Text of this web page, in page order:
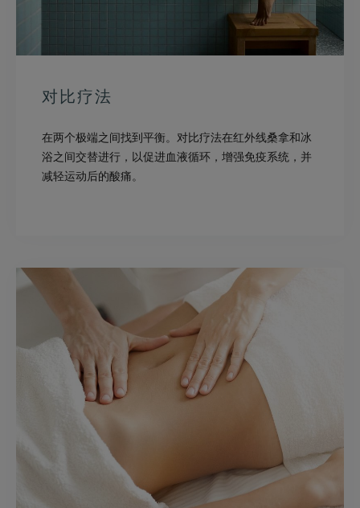
对比疗法
在两个极端之间找到平衡。对比疗法在红外线桑拿和冰
浴之间交替进行，以促进血液循环，增强免疫系统，并
减轻运动后的酸痛。